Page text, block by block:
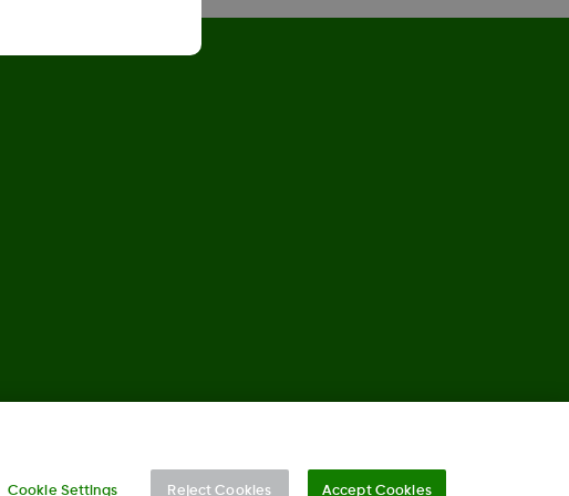
Cookie Settings Reject Cookies Accept Cookies